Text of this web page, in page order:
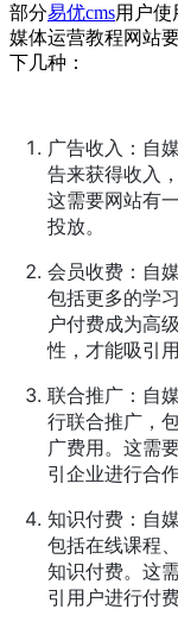
部分易优cms用户使
媒体运营教程网站
下几种：
广告收入：自
告来获得收入
这需要网站有
投放。
会员收费：自
包括更多的学
户付费成为高
性，才能吸引
联合推广：自
行联合推广，
广费用。这需
引企业进行合作
知识付费：自
包括在线课程
知识付费。这
引用户进行付费